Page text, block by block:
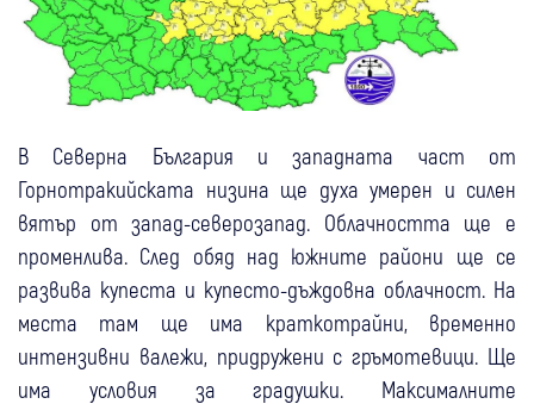
В Северна България и западната част от
Горнотракийската низина ще духа умерен и силен
вятър от запад-северозапад. Облачността ще е
променлива. След обяд над южните райони ще се
развива купеста и купесто-дъждовна облачност. На
места там ще има краткотрайни, временно
интензивни валежи, придружени с гръмотевици. Ще
има условия за градушки. Максималните